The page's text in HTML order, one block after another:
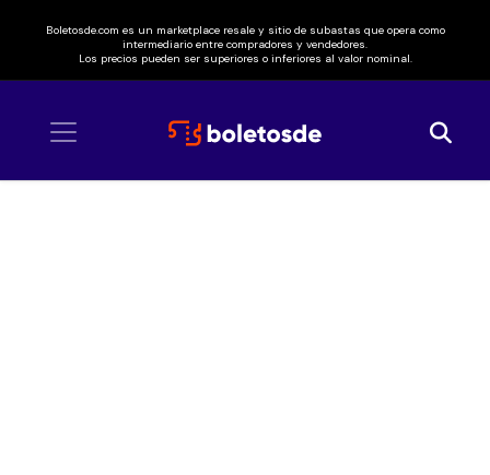
Boletosde.com es un marketplace resale y sitio de subastas que opera como
intermediario entre compradores y vendedores.
Los precios pueden ser superiores o inferiores al valor nominal.